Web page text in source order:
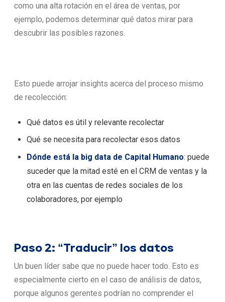
como una alta rotación en el área de ventas, por
ejemplo, podemos determinar qué datos mirar para
descubrir las posibles razones.
Esto puede arrojar insights acerca del proceso mismo
de recolección:
Qué datos es útil y relevante recolectar
Qué se necesita para recolectar esos datos
Dónde está la big data de Capital Humano: puede
suceder que la mitad esté en el CRM de ventas y la
otra en las cuentas de redes sociales de los
colaboradores, por ejemplo
Paso 2: “Traducir” los datos
Un buen líder sabe que no puede hacer todo. Esto es
especialmente cierto en el caso de análisis de datos,
porque algunos gerentes podrían no comprender el